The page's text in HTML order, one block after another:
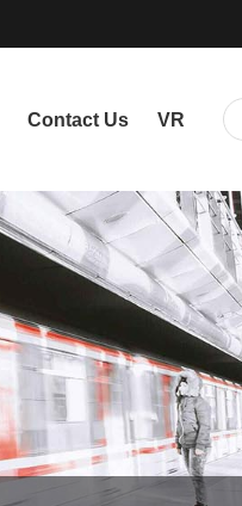
Contact Us VR